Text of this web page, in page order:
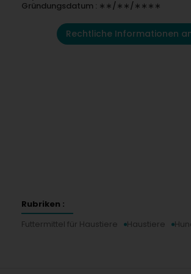
Gründungsdatum : ∗∗/∗∗/∗∗∗∗
Rechtliche Informationen
Rubriken :
Futtermittel für Haustiere
Haustiere